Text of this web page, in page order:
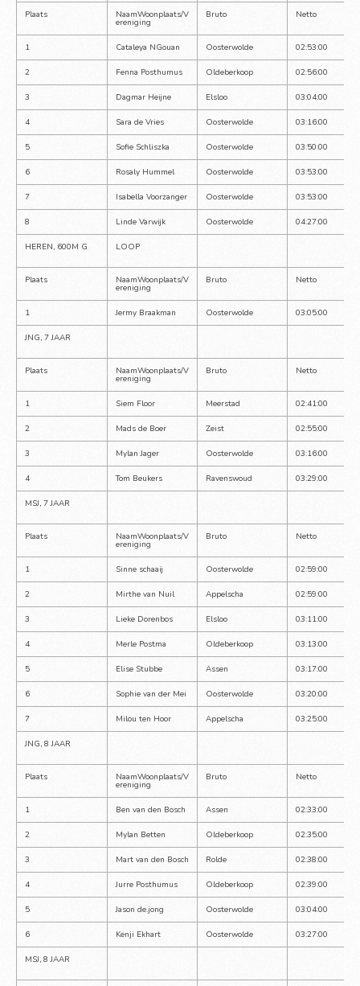
Plaats NaamWoonplaats/V
ereniging
Bruto Netto
1 Cataleya NGouan Oosterwolde 02:53:00
2 Fenna Posthumus Oldeberkoop 02:56:00
3 Dagmar Heijne Elsloo 03:04:00
4 Sara de Vries Oosterwolde 03:16:00
5 Sofie Schliszka Oosterwolde 03:50:00
6 Rosaly Hummel Oosterwolde 03:53:00
7 Isabella Voorzanger Oosterwolde 03:53:00
8 Linde Varwijk Oosterwolde 04:27:00
HEREN, 600M G LOOP
Plaats NaamWoonplaats/V
ereniging
Bruto Netto
1 Jermy Braakman Oosterwolde 03:05:00
JNG, 7 JAAR
Plaats NaamWoonplaats/V
ereniging
Bruto Netto
1 Siem Floor Meerstad 02:41:00
2 Mads de Boer Zeist 02:55:00
3 Mylan Jager Oosterwolde 03:16:00
4 Tom Beukers Ravenswoud 03:29:00
MSJ, 7 JAAR
Plaats NaamWoonplaats/V
ereniging
Bruto Netto
1 Sinne schaaij Oosterwolde 02:59:00
2 Mirthe van Nuil Appelscha 02:59:00
3 Lieke Dorenbos Elsloo 03:11:00
4 Merle Postma Oldeberkoop 03:13:00
5 Elise Stubbe Assen 03:17:00
6 Sophie van der Mei Oosterwolde 03:20:00
7 Milou ten Hoor Appelscha 03:25:00
JNG, 8 JAAR
Plaats NaamWoonplaats/V
ereniging
Bruto Netto
1 Ben van den Bosch Assen 02:33:00
2 Mylan Betten Oldeberkoop 02:35:00
3 Mart van den Bosch Rolde 02:38:00
4 Jurre Posthumus Oldeberkoop 02:39:00
5 Jason de.jong Oosterwolde 03:04:00
6 Kenji Ekhart Oosterwolde 03:27:00
MSJ, 8 JAAR